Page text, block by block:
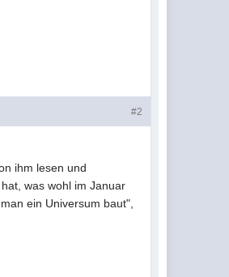
#2
ihm lesen und
was wohl im Januar
ein Universum baut",